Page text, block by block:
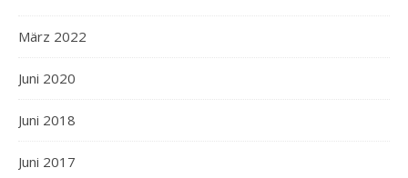
März 2022
Juni 2020
Juni 2018
Juni 2017